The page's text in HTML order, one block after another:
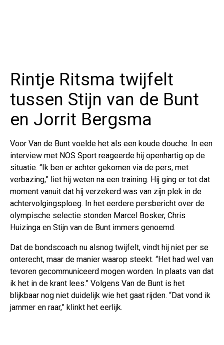
Rintje Ritsma twijfelt
tussen Stijn van de Bunt
en Jorrit Bergsma
Voor Van de Bunt voelde het als een koude douche. In een
interview met NOS Sport reageerde hij openhartig op de
situatie. “Ik ben er achter gekomen via de pers, met
verbazing,” liet hij weten na een training. Hij ging er tot dat
moment vanuit dat hij verzekerd was van zijn plek in de
achtervolgingsploeg. In het eerdere persbericht over de
olympische selectie stonden Marcel Bosker, Chris
Huizinga en Stijn van de Bunt immers genoemd.
Dat de bondscoach nu alsnog twijfelt, vindt hij niet per se
onterecht, maar de manier waarop steekt. “Het had wel van
tevoren gecommuniceerd mogen worden. In plaats van dat
ik het in de krant lees.” Volgens Van de Bunt is het
blijkbaar nog niet duidelijk wie het gaat rijden. “Dat vond ik
jammer en raar,” klinkt het eerlijk.